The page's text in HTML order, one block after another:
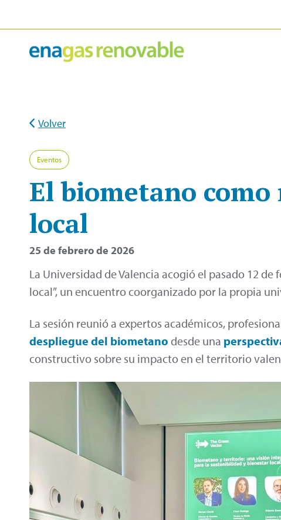
Volver
Eventos
El biometano
local
25 de febrero de 2026
La Universidad de Valencia acogió el pasado 12
local”, un encuentro coorganizado por la propia
La sesión reunió a expertos académicos,
despliegue del biometano desde una
constructivo sobre su impacto en el territorio